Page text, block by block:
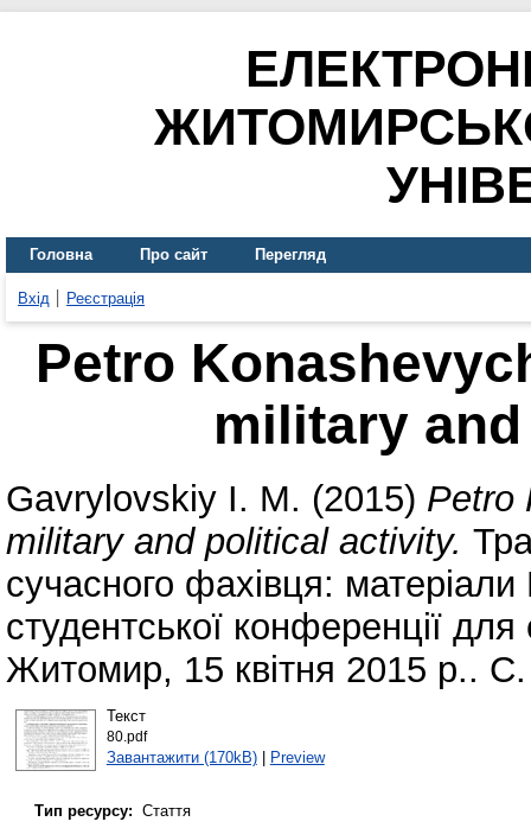
Головна Про сайт Перегляд
Вхід Реєстрація
Petro
military
Gavrylovskiy I. M. (2015) Petro
military and political activity.
сучасного фахівця:
студентської конференції
Житомир, 15 квітня 2015 р..
Текст
80.pdf
Завантажити (170kB)| Preview
Тип ресурсу: Стаття